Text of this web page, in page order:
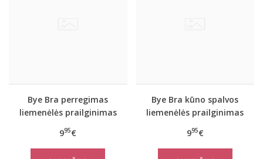
Bye Bra perregimas
liemenėlės prailginimas
995€
Bye Bra kūno spalvos
liemenėlės prailginimas
995€